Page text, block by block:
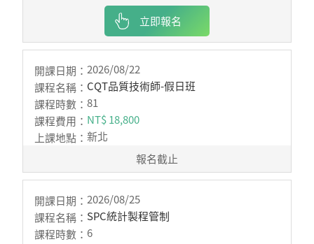
立即報名
2026/08/22
CQT品質技術師-假日班
81
NT$ 18,800
新北
報名截止
2026/08/25
SPC統計製程管制
6